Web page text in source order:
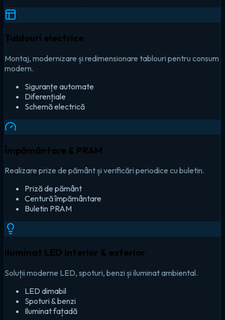
Tablouri electrice
Montaj, modernizare și redimensionare tablouri pentru consum
modern.
Siguranțe automate
Diferențiale
Schemă electrică
Împământare & PRAM
Realizare prize de pământ și verificări periodice cu buletin.
Priză de pământ
Centură împământare
Buletin PRAM
Iluminat LED interior & exterior
Soluții moderne LED, spoturi, benzi și iluminat ambiental.
LED dimabil
Spoturi & benzi
Iluminat fațadă